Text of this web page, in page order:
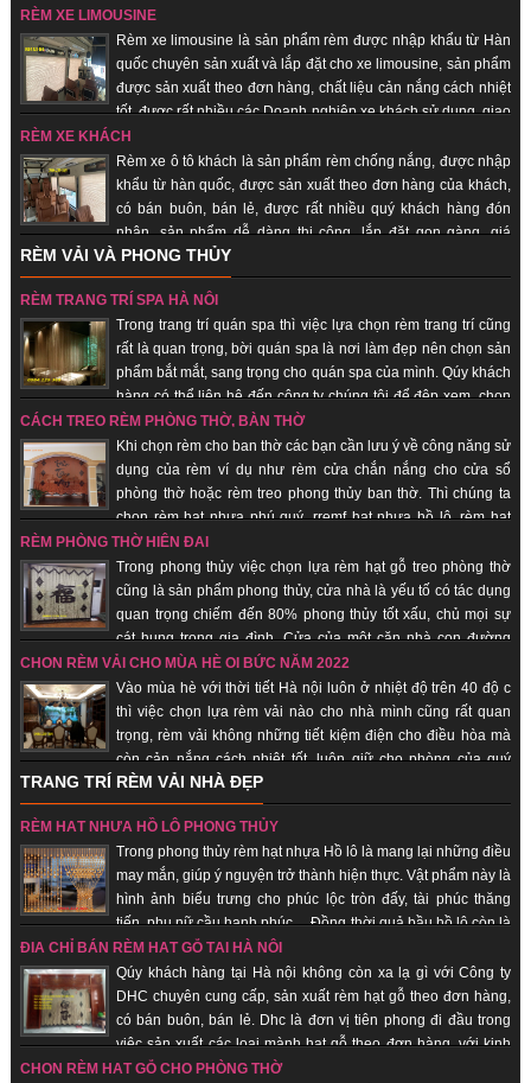
giao hàng nhanh, uy tín, chất lượng, giá thành rẻ.
RÈM XE LIMOUSINE
Rèm xe limousine là sản phẩm rèm được nhập khẩu từ Hàn
quốc chuyên sản xuất và lắp đặt cho xe limousine, sản phẩm
được sản xuất theo đơn hàng, chất liệu cản nắng cách nhiệt
tốt, được rất nhiều các Doanh nghiệp xe khách sử dụng, giao
hàng nhanh, uy tín, chất lượng.
RÈM XE KHÁCH
Rèm xe ô tô khách là sản phẩm rèm chống nắng, được nhập
khẩu từ hàn quốc, được sản xuất theo đơn hàng của khách,
có bán buôn, bán lẻ, được rất nhiều quý khách hàng đón
nhận, sản phẩm dễ dàng thi công, lắp đặt gọn gàng, giá
thành rẻ, giao hàng nhanh, uy tín, chất lượng.
RÈM VẢI VÀ PHONG THỦY
RÈM TRANG TRÍ SPA HÀ NỘI
Trong trang trí quán spa thì việc lựa chọn rèm trang trí cũng
rất là quan trọng, bời quán spa là nơi làm đẹp nên chọn sản
phẩm bắt mắt, sang trọng cho quán spa của mình. Qúy khách
hàng có thể liên hệ đến công ty chúng tôi để đệp xem, chọn
sản phẩm đẹp cho quán của mình, với đội ngũ nhân viên lâu năm trong
trang trí quán spa giúp quý khách hàng tiết kiệm chi phí, được sử dụng sản
phẩm đẹp, rẻ.
CÁCH TREO RÈM PHÒNG THỜ, BÀN THỜ
Khi chọn rèm cho ban thờ các bạn cần lưu ý về công năng sử
dụng của rèm ví dụ như rèm cửa chắn nắng cho cửa sổ
phòng thờ hoặc rèm treo phong thủy ban thờ. Thì chúng ta
chọn rèm hạt nhựa phú quý, rremf hạt nhựa hồ lô, rèm hạt
gỗ... những sản phẩm mang lại sự tôn nghiêm, sang trọng, may mắn, tài lộc
đến với quý khách hàng.
RÈM PHÒNG THỜ HIỆN ĐẠI
Trong phong thủy việc chọn lựa rèm hạt gỗ treo phòng thờ
cũng là sản phẩm phong thủy, cửa nhà là yếu tố có tác dụng
quan trọng chiếm đến 80% phong thủy tốt xấu, chủ mọi sự
cát hung trong gia đình. Cửa của một căn nhà con đường
thông dẫn khí từ bên ngoài vào bên trong nhà. Chính vì vậy các loại vật
dụng đi kèm, trang trí cho cửa nhà nói chung và rèm hạt gỗ phong thủy là
những vật phẩm quan trọng giúp gia chủ hút vượng khí, tài vận, đem lại may
mắn, bình an.
CHỌN RÈM VẢI CHO MÙA HÈ OI BỨC NĂM 2022
Vào mùa hè với thời tiết Hà nội luôn ở nhiệt độ trên 40 độ c
thì việc chọn lựa rèm vải nào cho nhà mình cũng rất quan
trọng, rèm vải không những tiết kiệm điện cho điều hòa mà
còn cản nắng cách nhiệt tốt, luôn giữ cho phòng của quý
khách hàng luôn mát. Khi ai đó nhìn vào chiếc rèm của của một căn hộ,
người ta sẽ đánh giá được “gu” thẩm mỹ chủ nhân, nói cách khác, rèm vải
sẽ thể hiện cá tính, con người của bạn. Không những thế, những chiếc rèm
vải phù hợp sẽ giúp cho sinh hoạt gia đình thuận tiện, giảm đi được cái
nắng gắt của mùa hè.
TRANG TRÍ RÈM VẢI NHÀ ĐẸP
RÈM HẠT NHỰA HỒ LÔ PHONG THỦY
Trong phong thủy rèm hạt nhựa Hồ lô là mang lại những điều
may mắn, giúp ý nguyện trở thành hiện thực. Vật phẩm này là
hình ảnh biểu trưng cho phúc lộc tròn đấy, tài phúc thăng
tiến, phụ nữ cầu hạnh phúc… Đồng thời quả bầu hồ lô còn là
biểu trưng cho sự hài hòa âm dương. Nhận sản xuất theo đơn hàng, giao
hàng nhanh, uy tín.
ĐỊA CHỈ BÁN RÈM HẠT GỖ TẠI HÀ NỘI
Qúy khách hàng tại Hà nội không còn xa lạ gì với Công ty
DHC chuyên cung cấp, sản xuất rèm hạt gỗ theo đơn hàng,
có bán buôn, bán lẻ. Dhc là đơn vị tiên phong đi đầu trong
việc sản xuất các loại mành hạt gỗ theo đơn hàng, với kinh
nghiệm trên 18 năm trên thị trường, được rất nhiều khách hàng chọn lựa là
CHỌN RÈM HẠT GỖ CHO PHÒNG THỜ